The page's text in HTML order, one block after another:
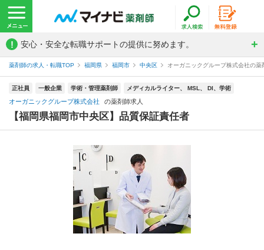
! 安心・安全な転職サポートの提供に努めます。
薬剤師の求人・転職TOP 福岡県 福岡市 中央区 オーガニックグループ株式会社の薬
正社員 一般企業 学術・管理薬剤師 メディカルライター、 MSL、 DI、学術
オーガニックグループ株式会社 の薬剤師求人
【福岡県福岡市中央区】品質保証責任者